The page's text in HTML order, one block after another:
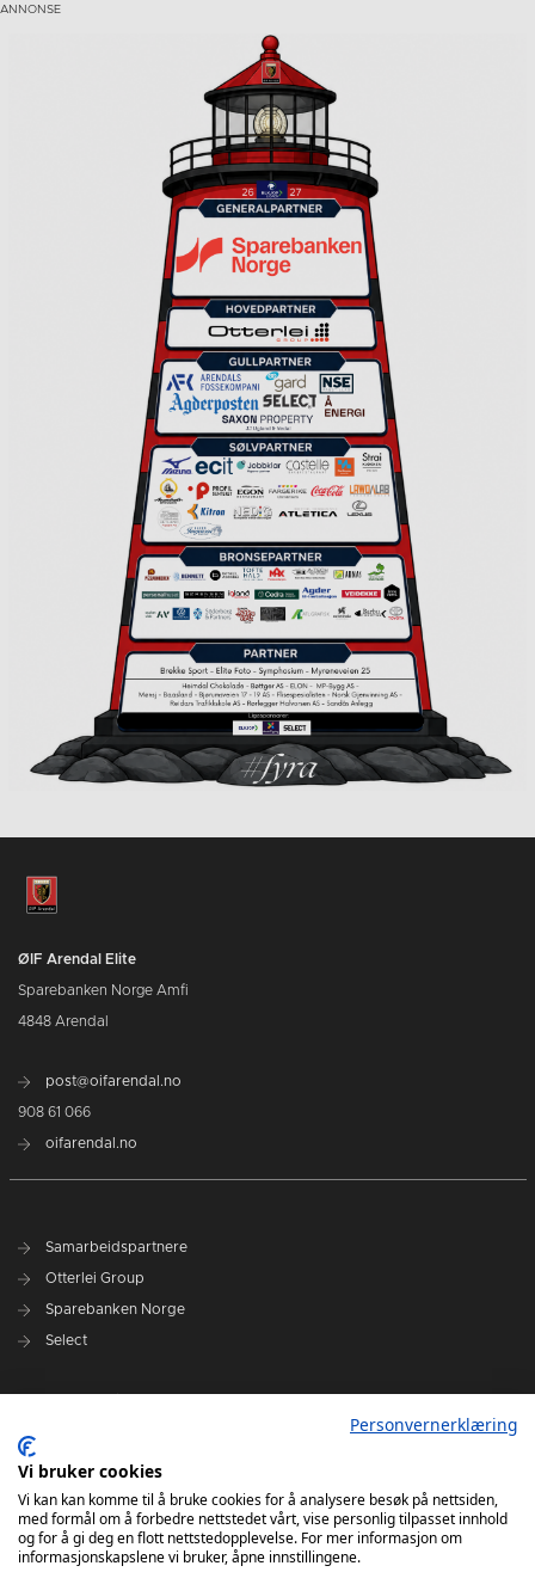
ØIF Arendal Elite
Sparebanken Norge Amfi
4848 Arendal
post@oifarendal.no
908 61 066
oifarendal.no
Samarbeidspartnere
Otterlei Group
Sparebanken Norge
Select
Spillerstall
Administrasjon
Styret
Personvernerklæring
Vi bruker cookies
Vi kan kan komme til å bruke cookies for å analysere besøk på nettsiden,
med formål om å forbedre nettstedet vårt, vise personlig tilpasset innhold
og for å gi deg en flott nettstedopplevelse. For mer informasjon om
informasjonskapslene vi bruker, åpne innstillingene.